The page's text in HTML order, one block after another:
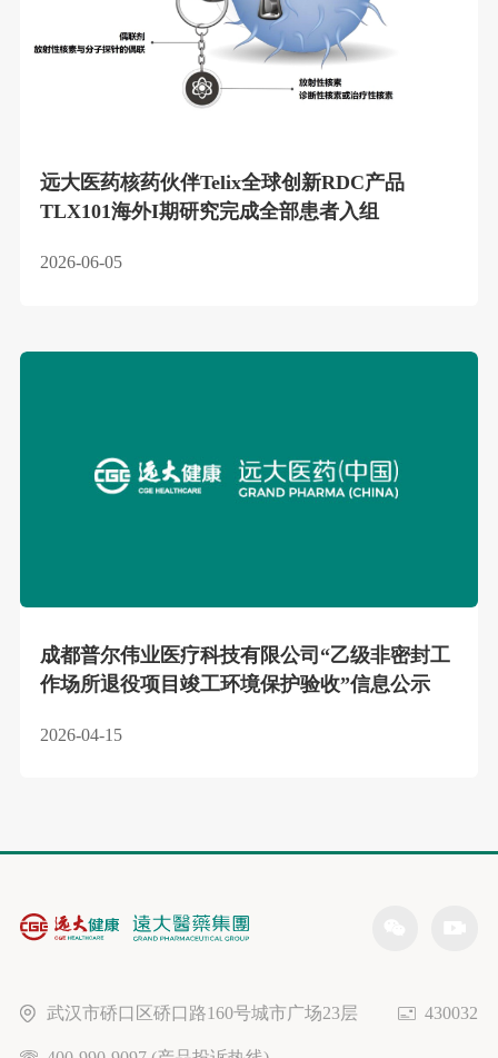
远大医药核药伙伴Telix全球创新RDC产品
TLX101海外I期研究完成全部患者入组
2026-06-05
成都普尔伟业医疗科技有限公司“乙级非密封工
作场所退役项目竣工环境保护验收”信息公示
2026-04-15
武汉市硚口区硚口路160号城市广场23层 430032